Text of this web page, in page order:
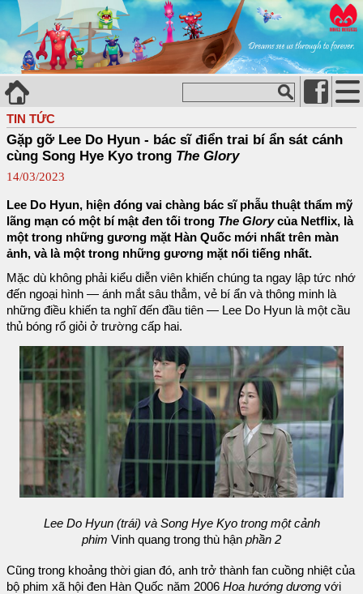
TIN TỨC
Gặp gỡ Lee Do Hyun - bác sĩ điển trai bí ẩn sát cánh
cùng Song Hye Kyo trong The Glory
14/03/2023
Lee Do Hyun, hiện đóng vai chàng bác sĩ phẫu thuật thẩm mỹ
lãng mạn có một bí mật đen tối trong The Glorycủa Netflix, là
một trong những gương mặt Hàn Quốc mới nhất trên màn
ảnh, và là một trong những gương mặt nổi tiếng nhất.
Mặc dù không phải kiểu diễn viên khiến chúng ta ngay lập tức nhớ
đến ngoại hình — ánh mắt sâu thẳm, vẻ bí ẩn và thông minh là
những điều khiến ta nghĩ đến đầu tiên — Lee Do Hyun là một cầu
thủ bóng rổ giỏi ở trường cấp hai.
Lee Do Hyun (trái) và Song Hye Kyo trong một cảnh
phim Vinh quang trong thù hận phần 2
Cũng trong khoảng thời gian đó, anh trở thành fan cuồng nhiệt của
bộ phim xã hội đen Hàn Quốc năm 2006 Hoa hướng dương với